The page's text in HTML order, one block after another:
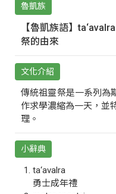
魯凱族
【魯凱族語】
祭的由來
文化介紹
傳統祖靈祭是一系列為
作求學濃縮為一天，並
理。
小辭典
ta‘avalra
勇士成年禮